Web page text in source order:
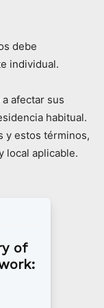
debe
individual.
afectar sus
habitual.
y estos términos,
local aplicable.
of